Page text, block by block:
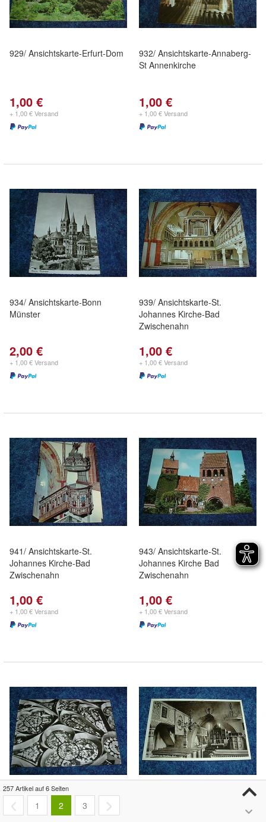
929/ Ansichtskarte-Erfurt-Dom
1,00 €
+ 1,00 € Versand
932/ Ansichtskarte-Annaberg-
St Annenkirche
1,00 €
+ 1,00 € Versand
934/ Ansichtskarte-Bonn
Münster
2,00 €
+ 1,00 € Versand
939/ Ansichtskarte-St.
Johannes Kirche-Bad
Zwischenahn
1,00 €
+ 1,00 € Versand
941/ Ansichtskarte-St.
Johannes Kirche-Bad
Zwischenahn
1,00 €
+ 1,00 € Versand
943/ Ansichtskarte-St.
Johannes Kirche Bad
Zwischenahn
1,00 €
+ 1,00 € Versand
949/ Ansichtskarte-Dom zu
Altenberg
952/ Ansichtskarte-Kirche zu
257 Artikel auf 6 Seiten
1 2 3